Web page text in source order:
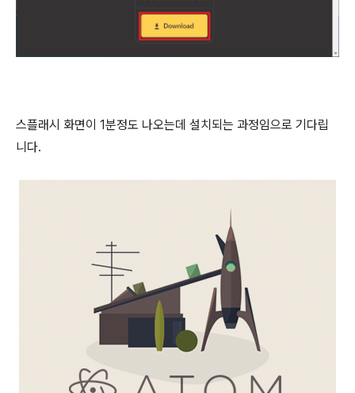
스플래시 화면이 1분정도 나오는데 설치되는 과정임으로 기다립
니다.